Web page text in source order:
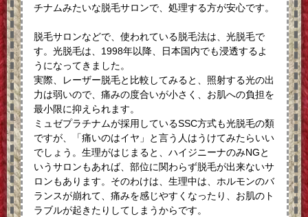
チナムみたいな脱毛サロンで、処理する方が安心です。
脱毛サロンなどで、使われている脱毛法は、光脱毛で
す。光脱毛は、1998年以降、日本国内でも浸透するよ
うになってきました。
実際、レーザー脱毛と比較してみると、照射する光の出
力は弱いので、痛みの度合いが小さく、お肌への負担を
最小限に抑えられます。
ミュゼプラチナムが採用しているSSC方式も光脱毛の類
ですが、「痛いのはイヤ」と言う人はうけてみたらいい
でしょう。生理がはじまると、ハイジニーナのみNGと
いうサロンもあれば、部位に関わらず脱毛が出来ないサ
ロンもあります。そのわけは、生理中は、ホルモンのバ
ランスが崩れて、痛みを感じやすくなったり、お肌のト
ラブルが起きたりしてしまうからです。